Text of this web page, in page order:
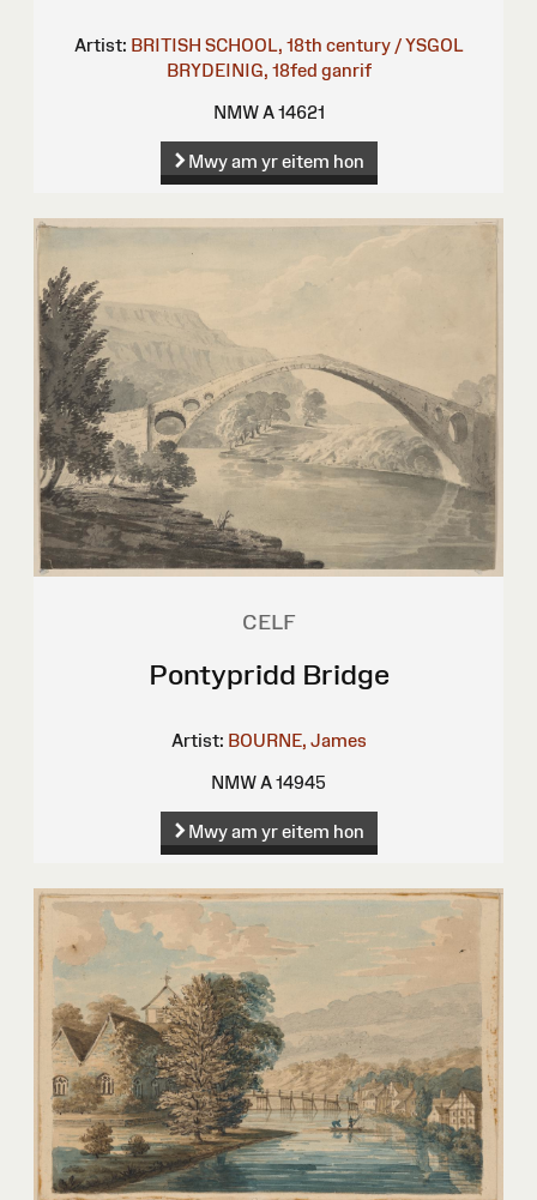
Artist: BRITISH SCHOOL, 18th century / YSGOL
BRYDEINIG, 18fed ganrif
NMW A 14621
Mwy am yr eitem hon
CELF
Pontypridd Bridge
Artist: BOURNE, James
NMW A 14945
Mwy am yr eitem hon